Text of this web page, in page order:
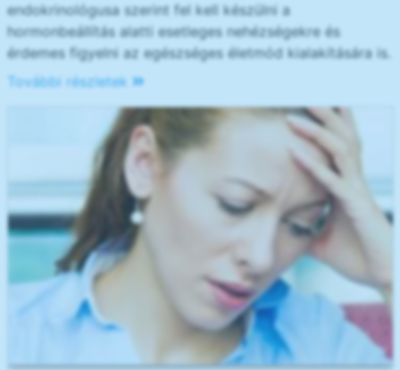
endokrinológusa szerint fel kell készülni a
hormonbeállítás alatti esetleges nehézségekre és
érdemes figyelni az egészséges életmód kialakítására is.
További részletek